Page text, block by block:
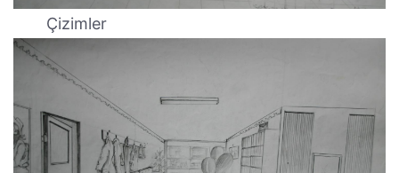
Çizimler